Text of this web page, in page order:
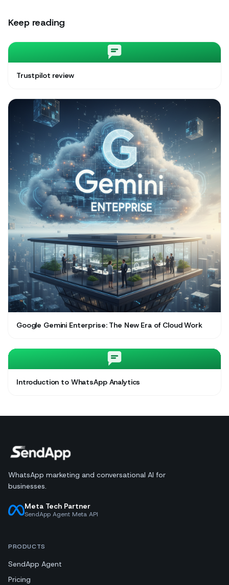
Keep reading
Trustpilot review
Google Gemini Enterprise: The New Era of Cloud Work
Introduction to WhatsApp Analytics
WhatsApp marketing and conversational AI for
businesses.
Meta Tech Partner
SendApp Agent Meta API
PRODUCTS
SendApp Agent
Pricing